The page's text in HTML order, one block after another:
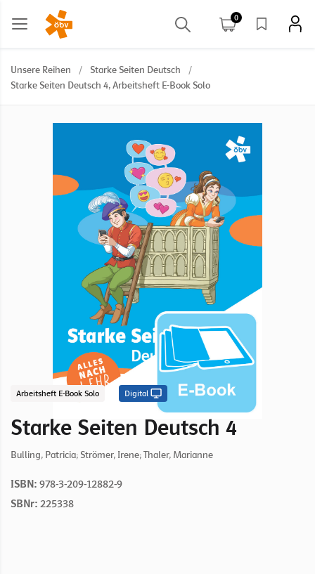
0
Unsere Reihen / Starke Seiten Deutsch
/
Starke Seiten Deutsch 4, Arbeitsheft E-Book Solo
Arbeitsheft E-Book Solo Digital
Starke Seiten Deutsch 4
Bulling, Patricia; Strömer, Irene; Thaler, Marianne
ISBN: 978-3-209-12882-9
SBNr: 225338